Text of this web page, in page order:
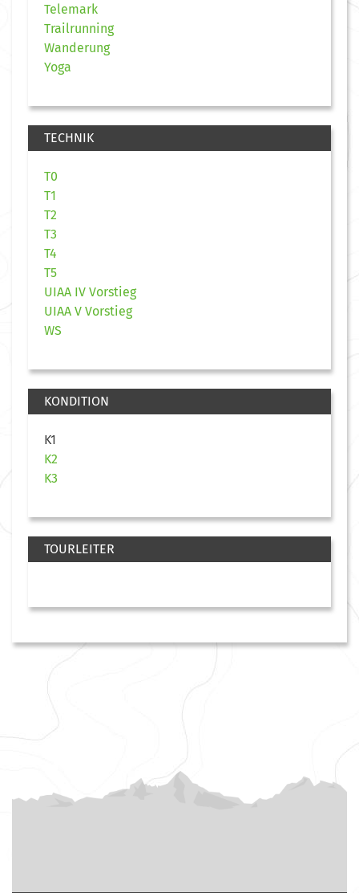
Telemark
Trailrunning
Wanderung
Yoga
TECHNIK
T0
T1
T2
T3
T4
T5
UIAA IV Vorstieg
UIAA V Vorstieg
WS
KONDITION
K1
K2
K3
TOURLEITER